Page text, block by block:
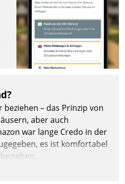
– das Prinzip von
aber auch
war lange Credo in der
es ist komfortabel